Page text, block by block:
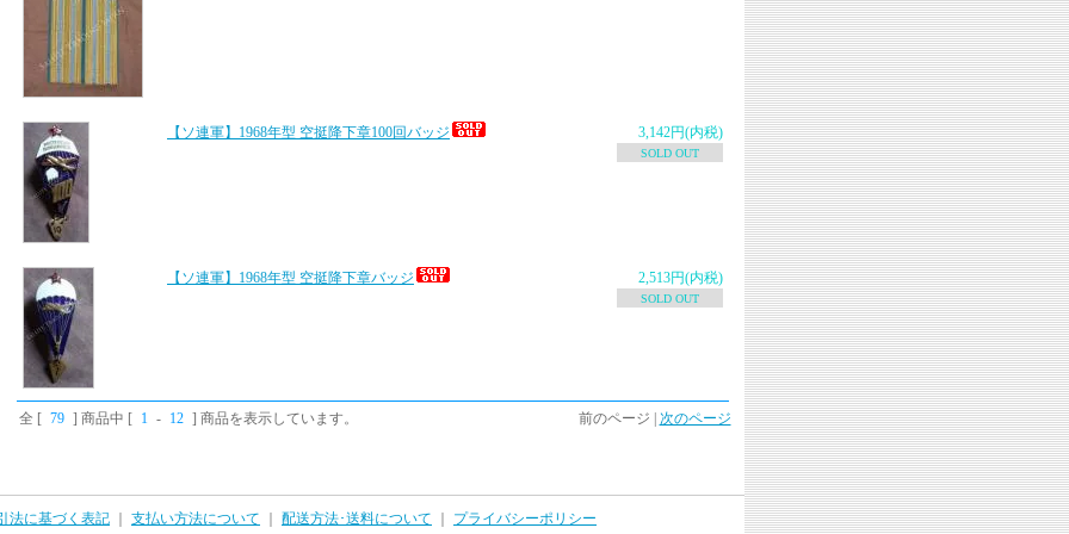
3,142円(内税)
SOLD OUT
【ソ連軍】1968年型 空挺降下章100回バッジ
2,513円(内税)
SOLD OUT
【ソ連軍】1968年型 空挺降下章バッジ
全 [ 79 ] 商品中 [ 1 - 12 ] 商品を表示しています。 前のページ | 次のページ
法に基づく表記 支払い方法について 配送方法･送料について プライバシーポリシー